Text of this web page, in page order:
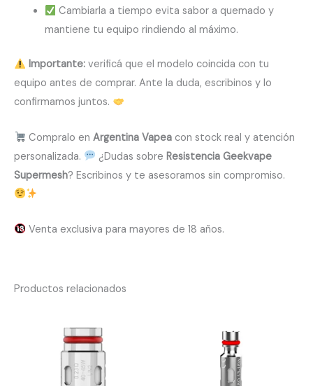
Cambiarla a tiempo evita sabor a quemado y
mantiene tu equipo rindiendo al máximo.
Importante:verificá que el modelo coincida con tu
equipo antes de comprar. Ante la duda, escribinos y lo
confirmamos juntos.
Compralo en Argentina Vapeacon stock real y atención
personalizada.
¿Dudas sobre Resistencia Geekvape
Supermesh? Escribinos y te asesoramos sin compromiso.
Venta exclusiva para mayores de 18 años.
Productos relacionados